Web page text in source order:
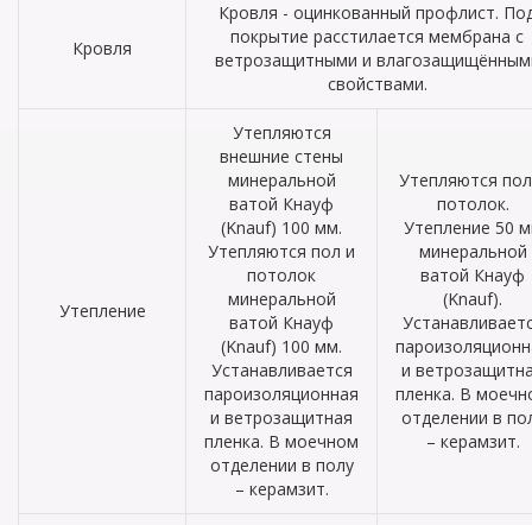
Кровля
Кровля - оцинкованный профлист.
покрытие расстилается мембрана с
ветрозащитными и
свойствами.
Утепление
Утепляются
внешние стены
минеральной
ватой Кнауф
(Knauf) 100 мм.
Утепляются пол и
потолок
минеральной
ватой Кнауф
(Knauf) 100 мм.
Устанавливается
пароизоляционная
и ветрозащитная
пленка. В моечном
отделении в полу
– керамзит.
Утепляются
потолок.
Утепление 50
минеральной
ватой Кнауф
(Knauf).
и
пленка. В
отделении в
– керамзит.